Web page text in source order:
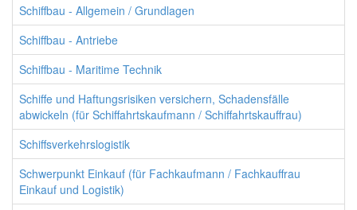
Schiffbau - Allgemein / Grundlagen
Schiffbau - Antriebe
Schiffbau - Maritime Technik
Schiffe und Haftungsrisiken versichern, Schadensfälle
abwickeln (für Schiffahrtskaufmann / Schiffahrtskauffrau)
Schiffsverkehrslogistik
Schwerpunkt Einkauf (für Fachkaufmann / Fachkauffrau
Einkauf und Logistik)